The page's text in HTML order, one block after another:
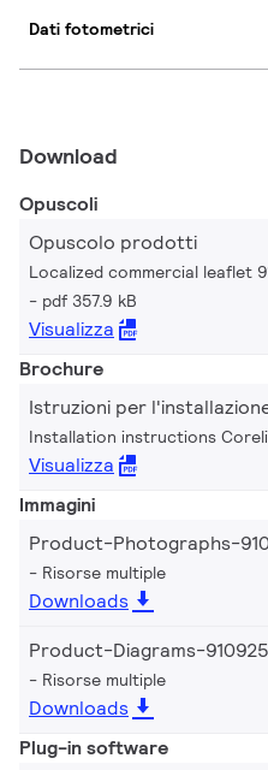
Dati fotometrici
Download
Opuscoli
Opuscolo prodotti
Localized commercial leaflet
pdf 357.9 kB
Visualizza
Brochure
Istruzioni per
Installation instructions
Visualizza
Immagini
Product-Photographs-
Risorse multiple
Downloads
Product-Diagrams-
Risorse multiple
Downloads
Plug-in software